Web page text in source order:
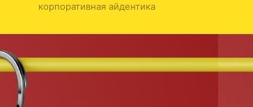
корпоративная айдентика